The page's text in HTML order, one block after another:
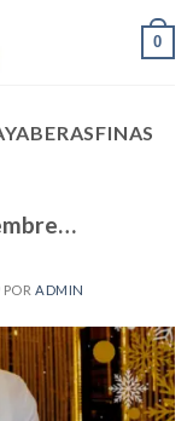
0
POR ADMIN